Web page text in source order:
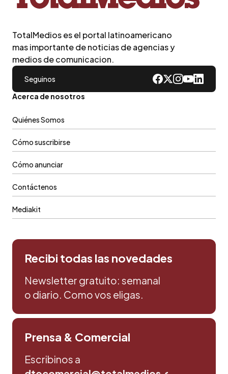
TotalMedios es el portal latinoamericano
mas importante de noticias de agencias y
medios de comunicacion.
Seguinos
Acerca de nosotros
Quiénes Somos
Cómo suscribirse
Cómo anunciar
Contáctenos
Mediakit
Recibi todas las novedades
Newsletter gratuito: semanal
o diario. Como vos eligas.
Prensa & Comercial
Escribinos a